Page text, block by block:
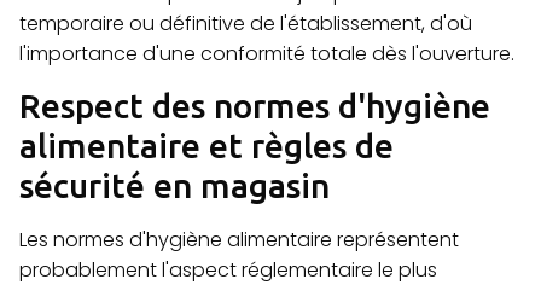
temporaire ou définitive de l'établissement, d'où
l'importance d'une conformité totale dès l'ouverture.
Respect des normes d'hygiène
alimentaire et règles de
sécurité en magasin
Les normes d'hygiène alimentaire représentent
probablement l'aspect réglementaire le plus